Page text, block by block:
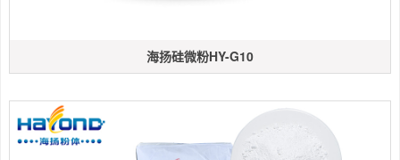
海扬硅微粉HY-G10